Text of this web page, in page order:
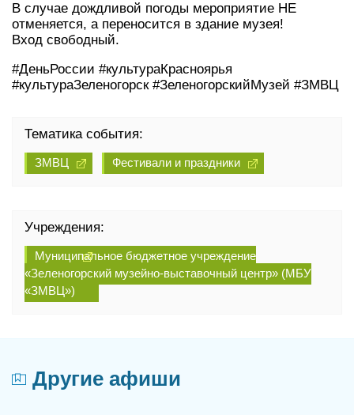
В случае дождливой погоды мероприятие НЕ
отменяется, а переносится в здание музея!
Вход свободный.
#ДеньРоссии #культураКрасноярья
#культураЗеленогорск #ЗеленогорскийМузей #ЗМВЦ
Тематика события:
ЗМВЦ Фестивали и праздники
Учреждения:
Муниципальное бюджетное учреждение
«Зеленогорский музейно-выставочный центр» (МБУ
«ЗМВЦ»)
Другие афиши